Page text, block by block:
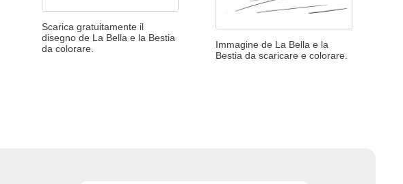
Scarica gratuitamente il
disegno de La Bella e la Bestia
da colorare.
Immagine de La Bella e la
Bestia da scaricare e colorare.